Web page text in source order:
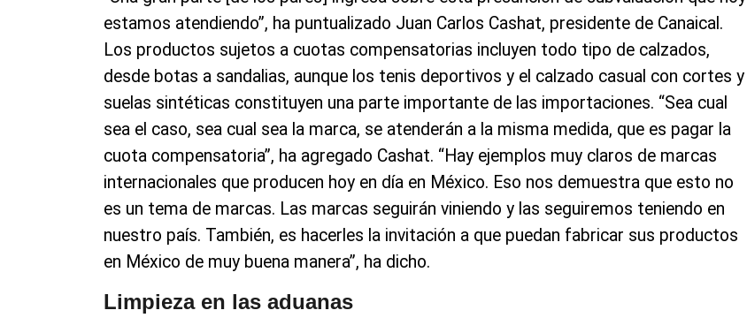
estamos atendiendo”, ha puntualizado Juan Carlos Cashat, presidente de Canaical.
Los productos sujetos a cuotas compensatorias incluyen todo tipo de calzados,
desde botas a sandalias, aunque los tenis deportivos y el calzado casual con cortes y
suelas sintéticas constituyen una parte importante de las importaciones. “Sea cual
sea el caso, sea cual sea la marca, se atenderán a la misma medida, que es pagar la
cuota compensatoria”, ha agregado Cashat. “Hay ejemplos muy claros de marcas
internacionales que producen hoy en día en México. Eso nos demuestra que esto no
es un tema de marcas. Las marcas seguirán viniendo y las seguiremos teniendo en
nuestro país. También, es hacerles la invitación a que puedan fabricar sus productos
en México de muy buena manera”, ha dicho.
Limpieza en las aduanas